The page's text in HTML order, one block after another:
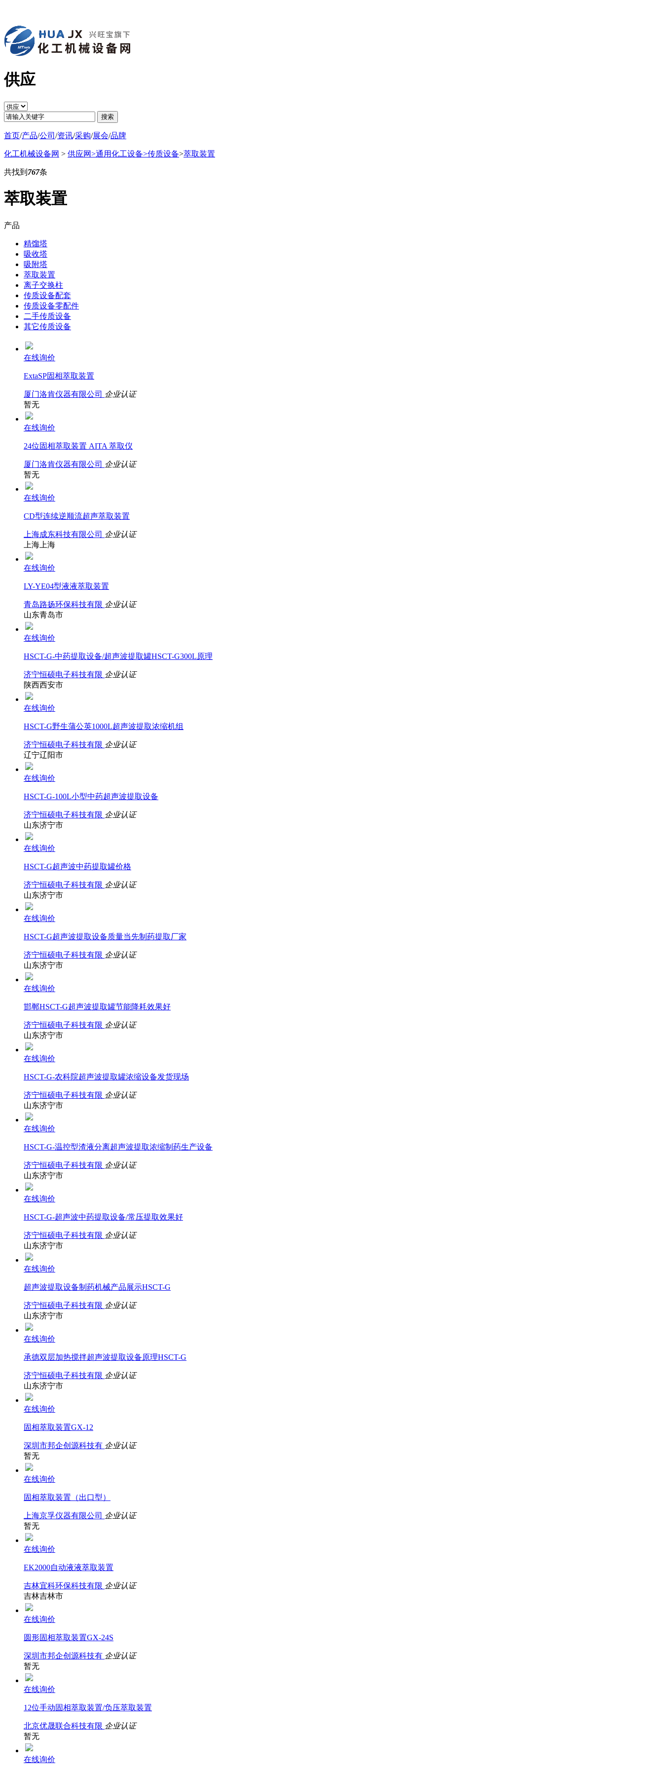
供应
搜索
首页/产品/公司 /资讯/采购/展会/品牌
化工机械设备网 > 供应网>通用化工设备>传质设备>萃取装置
共找到 767条
萃取装置
产品
精馏塔
吸收塔
吸附塔
萃取装置
离子交换柱
传质设备配套
传质设备零配件
二手传质设备
其它传质设备
在线询价
ExtaSP固相萃取装置
厦门洛肯仪器有限公司 企业认证
暂无
在线询价
24位固相萃取装置 AITA 萃取仪
厦门洛肯仪器有限公司 企业认证
暂无
在线询价
CD型连续逆顺流超声萃取装置
上海成东科技有限公司 企业认证
上海上海
在线询价
LY-YE04型液液萃取装置
青岛路扬环保科技有限 企业认证
山东青岛市
在线询价
HSCT-G-中药提取设备/超声波提取罐HSCT-G300L原理
济宁恒硕电子科技有限 企业认证
陕西西安市
在线询价
HSCT-G野生蒲公英1000L超声波提取浓缩机组
济宁恒硕电子科技有限 企业认证
辽宁辽阳市
在线询价
HSCT-G-100L小型中药超声波提取设备
济宁恒硕电子科技有限 企业认证
山东济宁市
在线询价
HSCT-G超声波中药提取罐价格
济宁恒硕电子科技有限 企业认证
山东济宁市
在线询价
HSCT-G超声波提取设备质量当先制药提取厂家
济宁恒硕电子科技有限 企业认证
山东济宁市
在线询价
邯郸HSCT-G超声波提取罐节能降耗效果好
济宁恒硕电子科技有限 企业认证
山东济宁市
在线询价
HSCT-G-农科院超声波提取罐浓缩设备发货现场
济宁恒硕电子科技有限 企业认证
山东济宁市
在线询价
HSCT-G-温控型渣液分离超声波提取浓缩制药生产设备
济宁恒硕电子科技有限 企业认证
山东济宁市
在线询价
HSCT-G-超声波中药提取设备/常压提取效果好
济宁恒硕电子科技有限 企业认证
山东济宁市
在线询价
超声波提取设备制药机械产品展示HSCT-G
济宁恒硕电子科技有限 企业认证
山东济宁市
在线询价
承德双层加热搅拌超声波提取设备原理HSCT-G
济宁恒硕电子科技有限 企业认证
山东济宁市
在线询价
固相萃取装置GX-12
深圳市邦企创源科技有 企业认证
暂无
在线询价
固相萃取装置（出口型）
上海京孚仪器有限公司 企业认证
暂无
在线询价
EK2000自动液液萃取装置
吉林宜科环保科技有限 企业认证
吉林吉林市
在线询价
圆形固相萃取装置GX-24S
深圳市邦企创源科技有 企业认证
暂无
在线询价
12位手动固相萃取装置/负压萃取装置
北京优晟联合科技有限 企业认证
暂无
在线询价